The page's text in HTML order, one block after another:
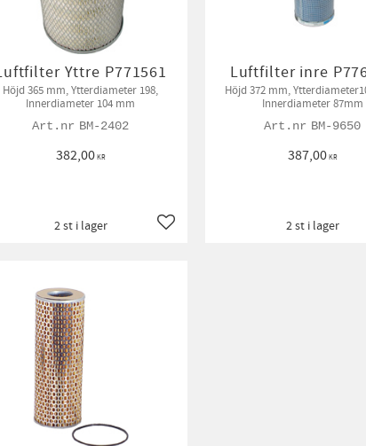
Yttre P771561
Höjd 365 mm, Ytterdiameter 198,
Innerdiameter 104 mm
BM-2402
382,00KR
Lägg till i favoriter
2 st i lager
Luftfilter inre
Höjd 372 mm,
Innerdiameter 87mm
BM-9650
387,00KR
2 st i lager